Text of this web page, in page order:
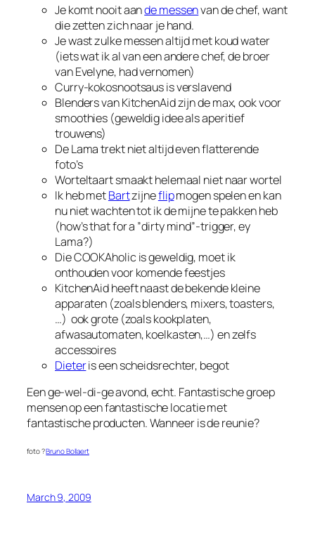
Je komt nooit aande messenvan de chef, want
die zetten zich naar je hand.
Je wast zulke messen altijd met koud water
(iets wat ik al van een andere chef, de broer
van Evelyne, had vernomen)
Curry-kokosnootsaus is verslavend
Blenders van KitchenAid zijn de max, ook voor
smoothies (geweldig idee als aperitief
trouwens)
De Lama trekt niet altijd even flatterende
foto’s
Worteltaart smaakt helemaal niet naar wortel
Ik heb metBartzijneflipmogen spelen en kan
nu niet wachten tot ik de mijne te pakken heb
(how’s that for a ”dirty mind”-trigger, ey
Lama?)
Die COOKAholic is geweldig, moet ik
onthouden voor komende feestjes
KitchenAid heeft naast de bekende kleine
apparaten (zoals blenders, mixers, toasters,
…) ook grote (zoals kookplaten,
afwasautomaten, koelkasten,…) en zelfs
accessoires
Dieteris een scheidsrechter, begot
Een ge-wel-di-ge avond, echt. Fantastische groep
mensen op een fantastische locatie met
fantastische producten. Wanneer is de reunie?
foto ?Bruno Bollaert
March 9, 2009